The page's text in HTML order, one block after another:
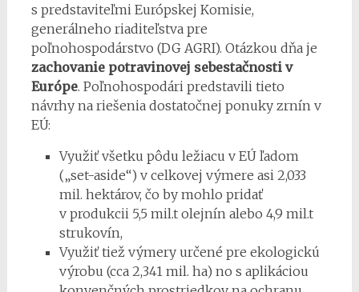
s predstaviteľmi Európskej Komisie,
generálneho riaditeľstva pre
poľnohospodárstvo (DG AGRI). Otázkou dňa je
zachovanie potravinovej sebestačnosti v
Európe. Poľnohospodári predstavili tieto
návrhy na riešenia dostatočnej ponuky zrnín v
EÚ:
Využiť všetku pôdu ležiacu v EÚ ľadom
(„set-aside“) v celkovej výmere asi 2,033
mil. hektárov, čo by mohlo pridať
v produkcii 5,5 mil.t olejnín alebo 4,9 mil.t
strukovín,
Využiť tiež výmery určené pre ekologickú
výrobu (cca 2,341 mil. ha) no s aplikáciou